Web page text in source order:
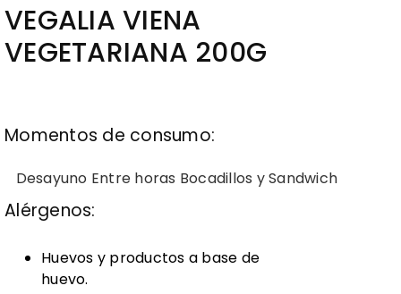
VEGALIA VIENA
VEGETARIANA 200G
Momentos de consumo:
Desayuno Entre horas Bocadillos y Sandwich
Alérgenos:
Huevos y productos a base de
huevo.